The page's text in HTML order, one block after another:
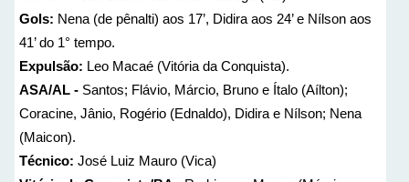
Gols: Nena (de pênalti) aos 17’, Didira aos 24’ e Nílson aos
41’ do 1° tempo.
Expulsão: Leo Macaé (Vitória da Conquista).
ASA/AL - Santos; Flávio, Márcio, Bruno e Ítalo (Aílton);
Coracine, Jânio, Rogério (Ednaldo), Didira e Nílson; Nena
(Maicon).
Técnico: José Luiz Mauro (Vica)